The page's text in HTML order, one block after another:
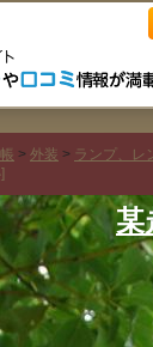
> 外装 > ランプ、レ
某